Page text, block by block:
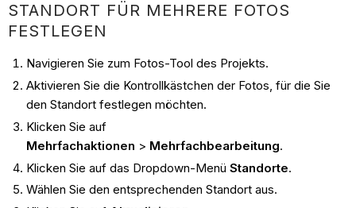
STANDORT FÜR MEHRERE FOTOS
FESTLEGEN
Navigieren Sie zum Fotos-Tool des Projekts.
Aktivieren Sie die Kontrollkästchen der Fotos, für die Sie
den Standort festlegen möchten.
Klicken Sie auf
Mehrfachaktionen > Mehrfachbearbeitung.
Klicken Sie auf das Dropdown-Menü Standorte.
Wählen Sie den entsprechenden Standort aus.